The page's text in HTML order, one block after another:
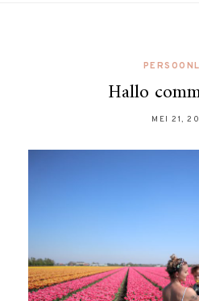
Hallo
MEI 21,